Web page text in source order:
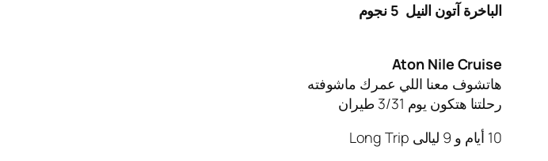
الباخرة آتون النيل
Aton Nile Cruise
هاتشوف معنا اللي عمرك ماشوفته
رحلتنا هتكون يوم 3/31 طيران
10 أيام و 9 ليالى Long Trip